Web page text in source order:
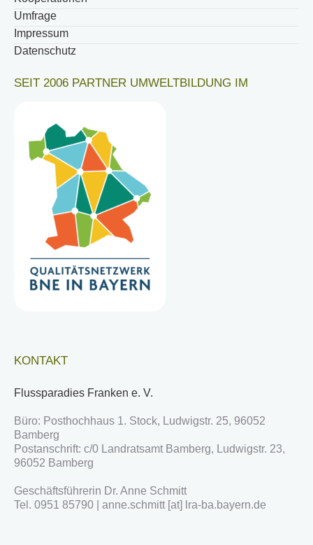
Umfrage
Impressum
Datenschutz
SEIT 2006 PARTNER UMWELTBILDUNG IM
KONTAKT
Flussparadies Franken e. V.
Büro: Posthochhaus 1. Stock, Ludwigstr. 25, 96052
Bamberg
Postanschrift: c/0 Landratsamt Bamberg, Ludwigstr. 23,
96052 Bamberg
Geschäftsführerin Dr. Anne Schmitt
Tel. 0951 85790 | anne.schmitt [at] lra-ba.bayern.de